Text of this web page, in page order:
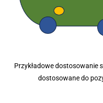
Przykładowe dostosowanie
dostosowane do